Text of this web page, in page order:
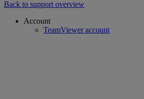
Back to support overview
Account
TeamViewer account